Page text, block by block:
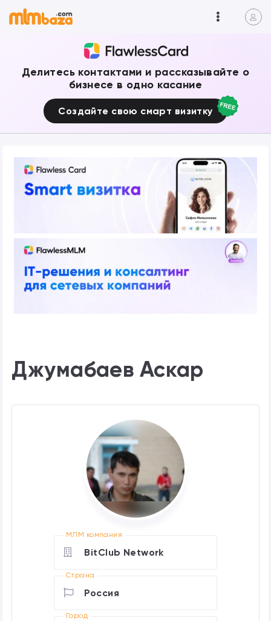
Делитесь контактами и рассказывайте о
бизнесе в одно касание
Создайте свою смарт визитку
Джумабаев Аскар
МЛМ компания
BitClub Network
Страна
Россия
Город